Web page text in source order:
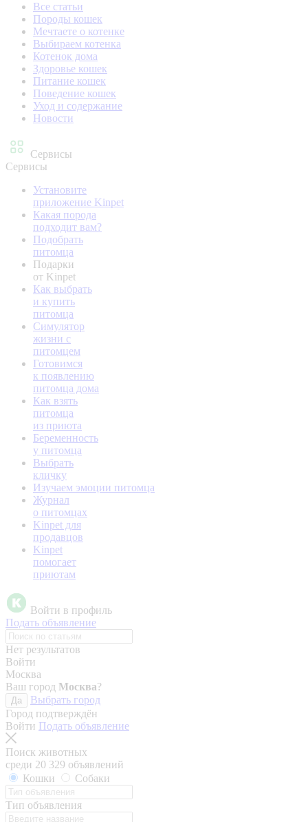
Все статьи
Породы кошек
Мечтаете о котенке
Выбираем котенка
Котенок дома
Здоровье кошек
Питание кошек
Поведение кошек
Уход и содержание
Новости
Сервисы
Сервисы
Установите
приложение Kinpet
Какая порода
подходит вам?
Подобрать
питомца
Подарки
от Kinpet
Как выбрать
и купить
питомца
Симулятор
жизни с
питомцем
Готовимся
к появлению
питомца дома
Как взять
питомца
из приюта
Беременность
у питомца
Выбрать
кличку
Изучаем эмоции питомца
Журнал
о питомцах
Kinpet для
продавцов
Kinpet
помогает
приютам
Войти в профиль
Подать объявление
Нет результатов
Войти
Москва
Ваш город Москва?
Да
Выбрать город
Город подтверждён
Войти Подать объявление
Поиск животных
среди 20 329 объявлений
Кошки
Собаки
Тип объявления